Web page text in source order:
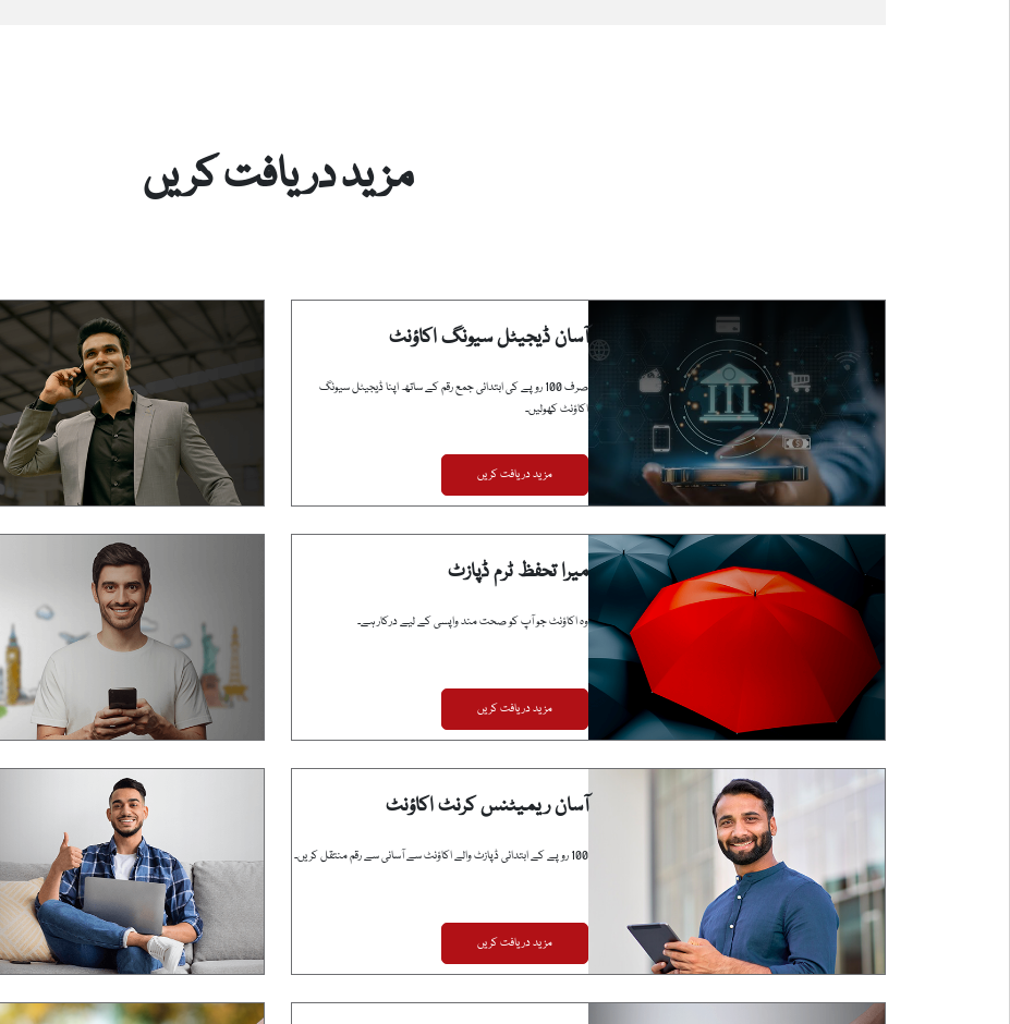
مزید دریافت کریں
آسان ڈیجیٹل سیونگ اکاؤنٹ
صرف 100 روپے کی ابتدائی جمع رقم کے ساتھ اپنا ڈیجیٹل سیونگ
اکاؤنٹ کھولیں۔
مزید دریافت کریں
میرا تحفظ ٹرم ڈپازٹ
وہ اکاؤنٹ جو آپ کو صحت مند واپسی کے لیے درکار ہے۔
مزید دریافت کریں
آسان ریمیٹنس کرنٹ اکاؤنٹ
100 روپے کے ابتدائی ڈپازٹ والے اکاؤنٹ سے آسانی سے رقم منتقل کریں۔
مزید دریافت کریں